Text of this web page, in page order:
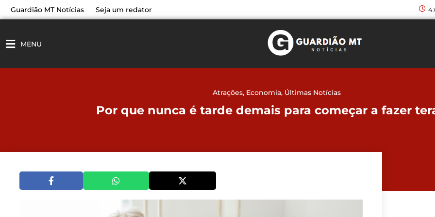
paraGuardião MT Notícias Seja um redator
MENU
Atrações, Economia, Últimas Notícias
Por que nunca é tarde demais para começar a fazer